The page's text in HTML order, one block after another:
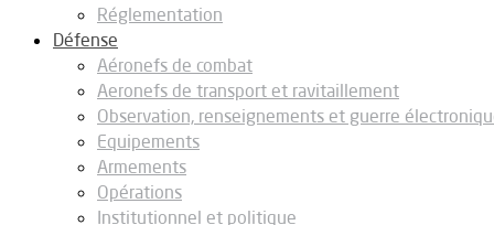
Réglementation
Défense
Aéronefs de combat
Aeronefs de transport et ravitaillement
Observation, renseignements et guerre
Equipements
Armements
Opérations
Institutionnel et politique